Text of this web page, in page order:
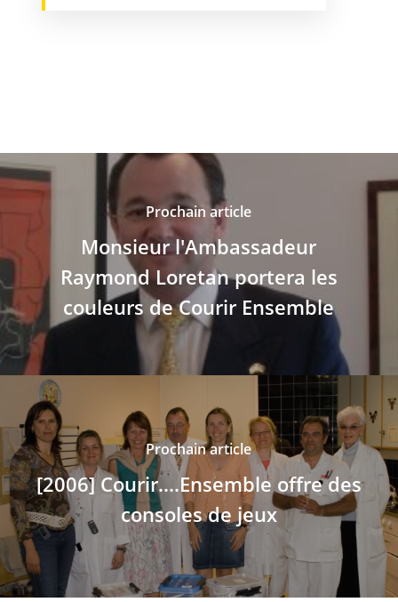
Prochain article
Monsieur l'Ambassadeur
Raymond Loretan portera les
couleurs de Courir Ensemble
Prochain article
[2006] Courir....Ensemble offre des
consoles de jeux